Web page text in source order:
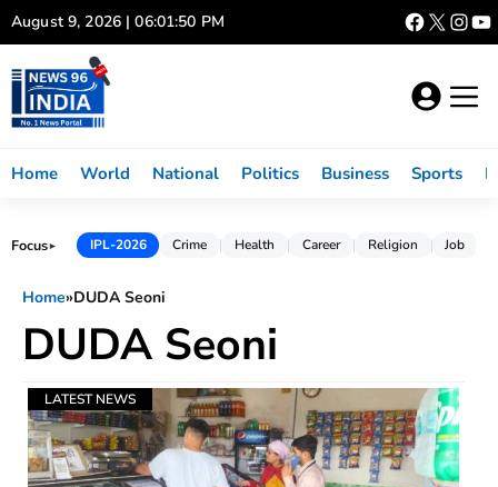
Skip
to
content
August 9, 2026 | 06:01:50 PM
Home World National Politics Business Sports
Focus► IPL-2026 Crime Health Career Religion Job
Home»DUDA Seoni
DUDA Seoni
LATEST NEWS